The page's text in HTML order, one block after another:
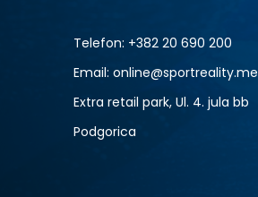
Telefon: +382 20 690 200
Email: online@sportreality.me
Extra retail park, Ul. 4. jula bb
Podgorica